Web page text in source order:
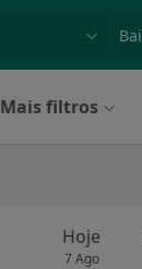
Mais filtros
Hoje
7 Ago